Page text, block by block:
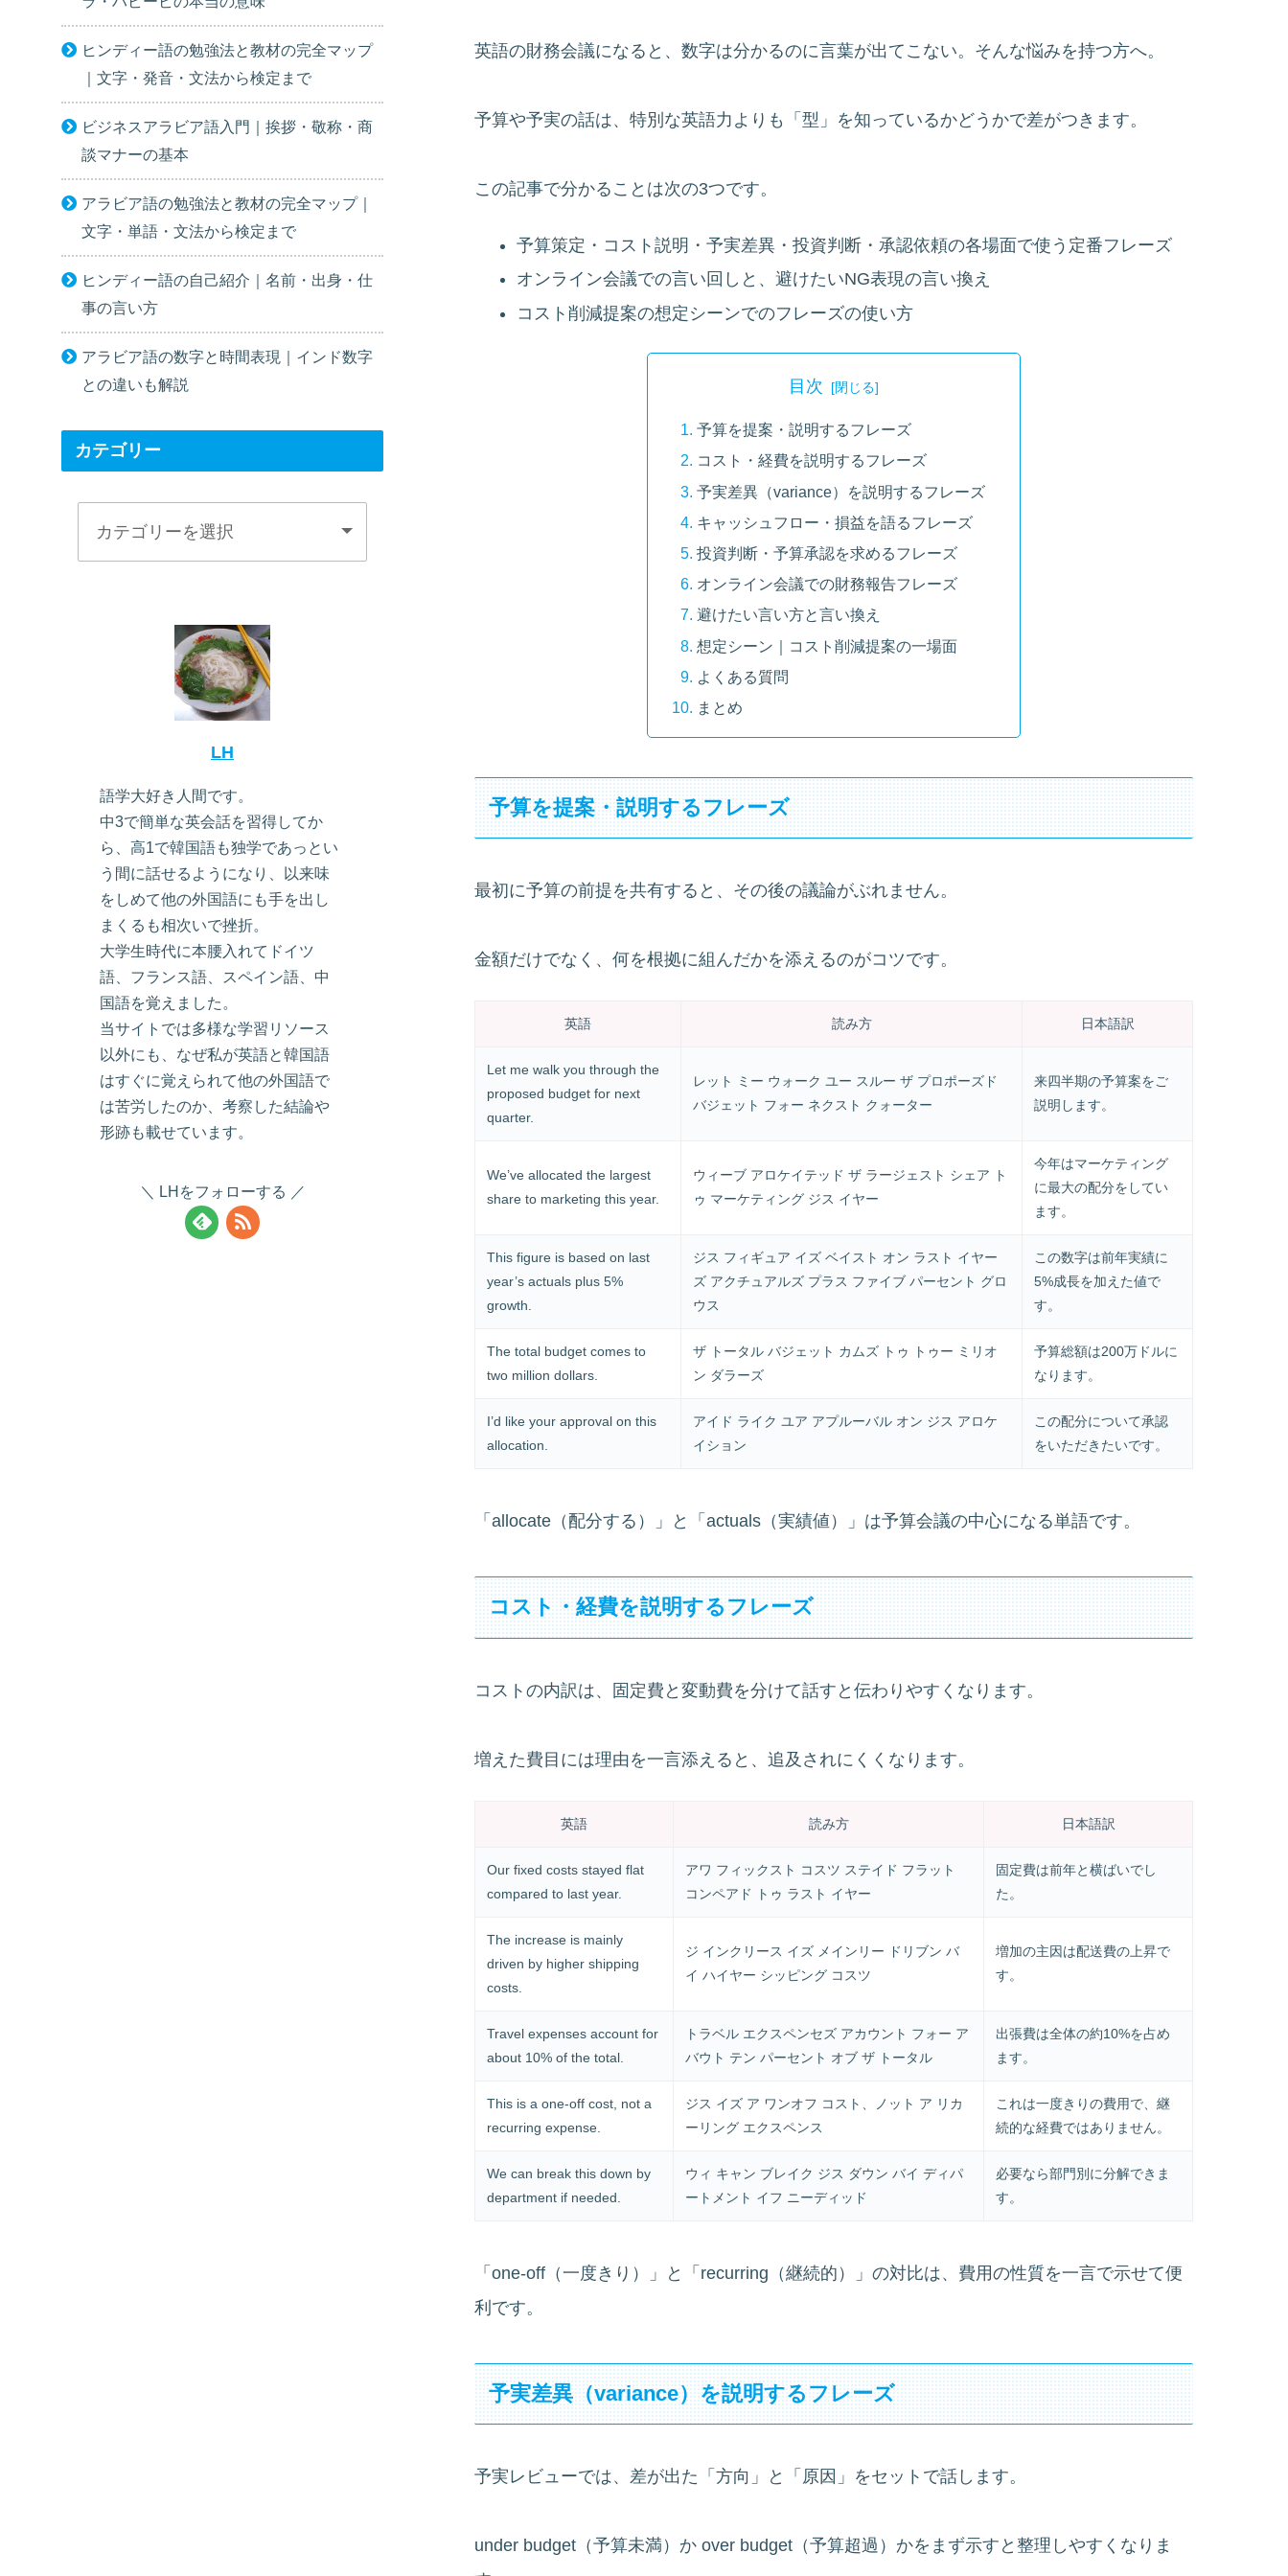
英語の財務会議になると、数字は分かるのに言葉が出てこない。そんな悩みを持つ方へ。
予算や予実の話は、特別な英語力よりも「型」を知っているかどうかで差がつきます。
この記事で分かることは次の3つです。
予算策定・コスト説明・予実差異・投資判断・承認依頼の各場面で使う定番フレーズ
オンライン会議での言い回しと、避けたいNG表現の言い換え
コスト削減提案の想定シーンでのフレーズの使い方
目次
予算を提案・説明するフレーズ
コスト・経費を説明するフレーズ
予実差異（variance）を説明するフレーズ
キャッシュフロー・損益を語るフレーズ
投資判断・予算承認を求めるフレーズ
オンライン会議での財務報告フレーズ
避けたい言い方と言い換え
想定シーン｜コスト削減提案の一場面
よくある質問
まとめ
予算を提案・説明するフレーズ
最初に予算の前提を共有すると、その後の議論がぶれません。
金額だけでなく、何を根拠に組んだかを添えるのがコツです。
英語 読み方 日本語訳
Let me walk you through the
proposed budget for next
quarter.
レット ミー ウォーク ユー スルー ザ プロポーズド
バジェット フォー ネクスト クォーター
来四半期の予算案をご
説明します。
We’ve allocated the largest
share to marketing this year.
ウィーブ アロケイテッド ザ ラージェスト シェア ト
ゥ マーケティング ジス イヤー
今年はマーケティング
に最大の配分をしてい
ます。
This figure is based on last
year’s actuals plus 5%
growth.
ジス フィギュア イズ ベイスト オン ラスト イヤー
ズ アクチュアルズ プラス ファイブ パーセント グロ
ウス
この数字は前年実績に
5%成長を加えた値で
す。
The total budget comes to
two million dollars.
ザ トータル バジェット カムズ トゥ トゥー ミリオ
ン ダラーズ
予算総額は200万ドルに
なります。
I’d like your approval on this
allocation.
アイド ライク ユア アプルーバル オン ジス アロケ
イション
この配分について承認
をいただきたいです。
「allocate（配分する）」と「actuals（実績値）」は予算会議の中心になる単語です。
コスト・経費を説明するフレーズ
コストの内訳は、固定費と変動費を分けて話すと伝わりやすくなります。
増えた費目には理由を一言添えると、追及されにくくなります。
英語 読み方 日本語訳
Our fixed costs stayed flat
compared to last year.
アワ フィックスト コスツ ステイド フラット
コンペアド トゥ ラスト イヤー
固定費は前年と横ばいでし
た。
The increase is mainly
driven by higher shipping
costs.
ジ インクリース イズ メインリー ドリブン バ
イ ハイヤー シッピング コスツ
増加の主因は配送費の上昇で
す。
Travel expenses account for
about 10% of the total.
トラベル エクスペンセズ アカウント フォー ア
バウト テン パーセント オブ ザ トータル
出張費は全体の約10%を占め
ます。
This is a one-off cost, not a
recurring expense.
ジス イズ ア ワンオフ コスト、ノット ア リカ
ーリング エクスペンス
これは一度きりの費用で、継
続的な経費ではありません。
We can break this down by
department if needed.
ウィ キャン ブレイク ジス ダウン バイ ディパ
ートメント イフ ニーディッド
必要なら部門別に分解できま
す。
「one-off（一度きり）」と「recurring（継続的）」の対比は、費用の性質を一言で示せて便
利です。
予実差異（variance）を説明するフレーズ
予実レビューでは、差が出た「方向」と「原因」をセットで話します。
under budget（予算未満）か over budget（予算超過）かをまず示すと整理しやすくなりま
ヒンディー語の勉強法と教材の完全マップ
｜文字・発音・文法から検定まで
ビジネスアラビア語入門｜挨拶・敬称・商
談マナーの基本
アラビア語の勉強法と教材の完全マップ｜
文字・単語・文法から検定まで
ヒンディー語の自己紹介｜名前・出身・仕
事の言い方
アラビア語の数字と時間表現｜インド数字
との違いも解説
カテゴリー
LH
語学大好き人間です。
中3で簡単な英会話を習得してか
ら、高1で韓国語も独学であっとい
う間に話せるようになり、以来味
をしめて他の外国語にも手を出し
まくるも相次いで挫折。
大学生時代に本腰入れてドイツ
語、フランス語、スペイン語、中
国語を覚えました。
当サイトでは多様な学習リソース
以外にも、なぜ私が英語と韓国語
はすぐに覚えられて他の外国語で
は苦労したのか、考察した結論や
形跡も載せています。
LHをフォローする